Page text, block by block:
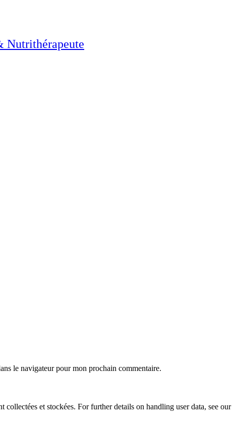
le navigateur pour mon prochain commentaire.
collectées et stockées. For further details on handling user data, see our